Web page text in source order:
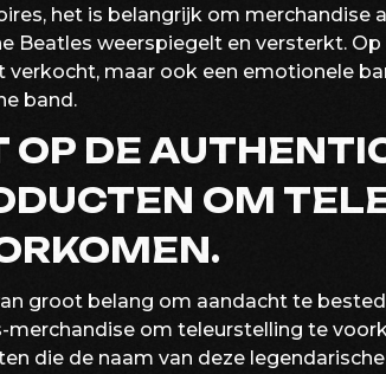
het is belangrijk om merchandise
Beatles weerspiegelt en versterkt.
verkocht, maar ook een emotionele
band.
OP DE
OM
groot belang om aandacht te
merchandise om teleurstelling te
die de naam van deze